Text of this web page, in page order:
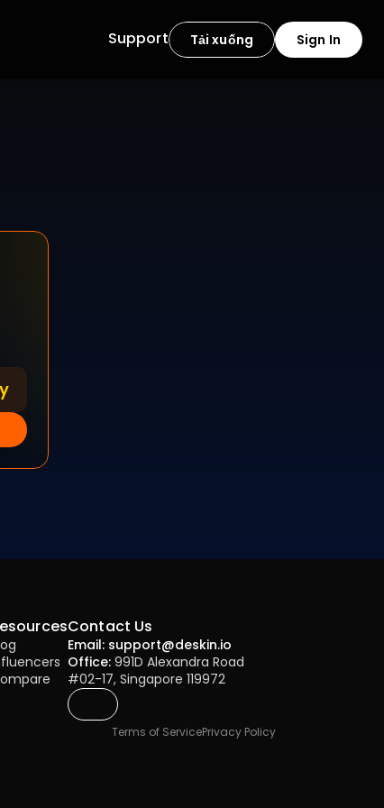
Contact Us
Email: support@deskin.io
Office: 991D Alexandra Road
#02-17, Singapore 119972
Terms of ServicePrivacy Policy
Tải xuống Sign In
Support